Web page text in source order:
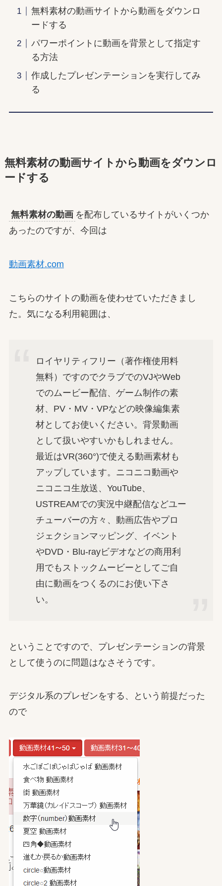
無料素材の動画サイトから動画をダウンロ
ードする
パワーポイントに動画を背景として指定す
る方法
作成したプレゼンテーションを実行してみ
る
無料素材の動画サイトから動画をダウンロ
ードする
無料素材の動画 を配布しているサイトがいくつか
あったのですが、今回は
動画素材.com
こちらのサイトの動画を使わせていただきまし
た。気になる利用範囲は、
ロイヤリティフリー（著作権使用料
無料）ですのでクラブでのVJやWeb
でのムービー配信、ゲーム制作の素
材、PV・MV・VPなどの映像編集素
材としてお使いください。背景動画
として扱いやすいかもしれません。
最近はVR(360°)で使える動画素材も
アップしています。ニコニコ動画や
ニコニコ生放送、YouTube、
USTREAMでの実況中継配信などユー
チューバーの方々、動画広告やプロ
ジェクションマッピング、イベント
やDVD・Blu-rayビデオなどの商用利
用でもストックムービーとしてご自
由に動画をつくるのにお使い下さ
い。
ということですので、プレゼンテーションの背景
として使うのに問題はなさそうです。
デジタル系のプレゼンをする、という前提だった
ので